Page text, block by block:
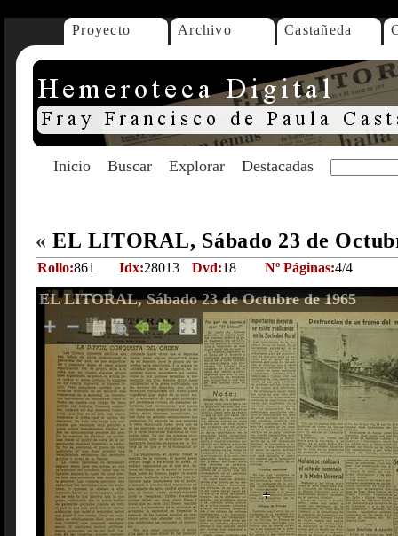
Proyecto Archivo Castañeda
Inicio Buscar Explorar Destacadas
« EL LITORAL, Sábado 23 de
Rollo:861 Idx:28013 Dvd:18 Nº Páginas:4/4
EL LITORAL, Sábado 23 de Octubre de 1965